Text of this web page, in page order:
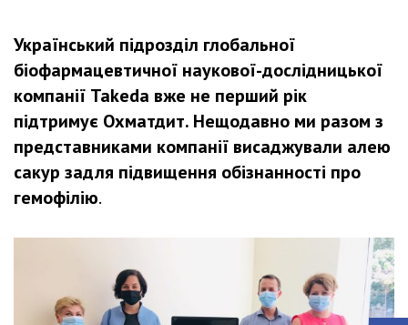
Український підрозділ глобальної
біофармацевтичної наукової-дослідницької
компанії Takeda вже не перший рік
підтримує Охматдит. Нещодавно ми разом з
представниками компанії висаджували алею
сакур задля підвищення обізнанності про
гемофілію.